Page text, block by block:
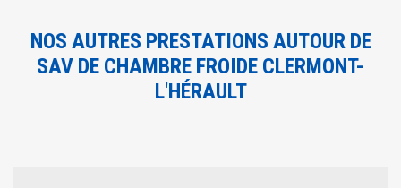
NOS AUTRES PRESTATIONS AUTOUR DE
SAV DE CHAMBRE FROIDE CLERMONT-
L'HÉRAULT